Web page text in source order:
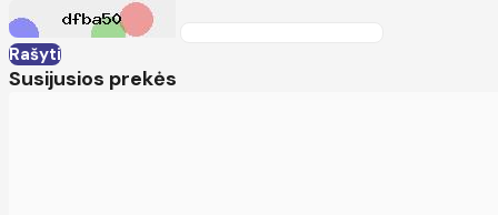
Rašyti
Susijusios prekės